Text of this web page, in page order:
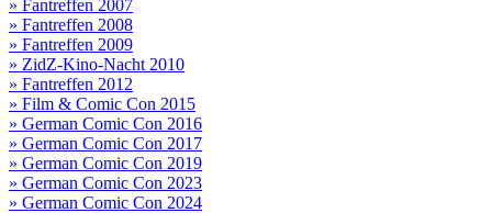
» Fantreffen 2007
» Fantreffen 2008
» Fantreffen 2009
» ZidZ-Kino-Nacht 2010
» Fantreffen 2012
» Film & Comic Con 2015
» German Comic Con 2016
» German Comic Con 2017
» German Comic Con 2019
» German Comic Con 2023
» German Comic Con 2024